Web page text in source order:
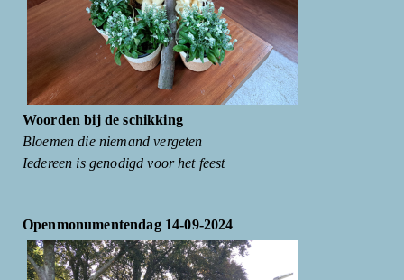
Woorden bij de schikking
Bloemen die niemand vergeten
Iedereen is genodigd voor het feest
Openmonumentendag 14-09-2024